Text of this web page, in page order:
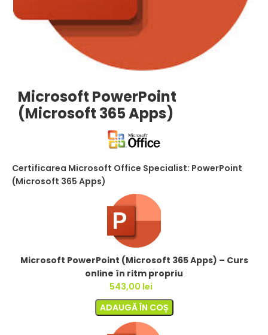
Microsoft PowerPoint
(Microsoft 365 Apps)
Certificarea Microsoft Office Specialist: PowerPoint
(Microsoft 365 Apps)
Microsoft PowerPoint (Microsoft 365 Apps) – Curs
online în ritm propriu
543,00 lei
ADAUGĂ ÎN COȘ